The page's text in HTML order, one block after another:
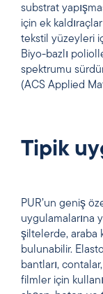
substrat
için ek
tekstil yüzeyleri
Biyo-bazlı
spektrumu
(ACS Applied
Tipik
PUR’un geniş
uygulamalarına
şiltelerde, araba
bulunabilir.
bantları,
filmler için